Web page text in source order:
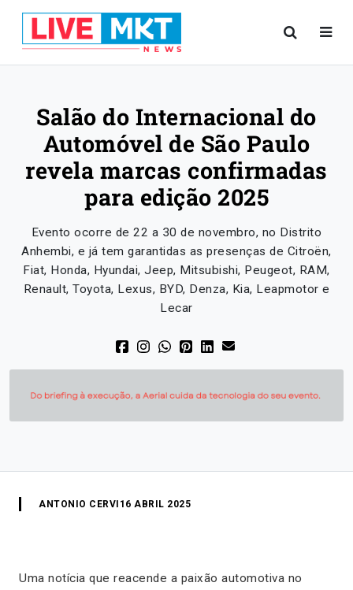
Salão do Internacional do
Automóvel de São Paulo
revela marcas confirmadas
para edição 2025
Evento ocorre de 22 a 30 de novembro, no Distrito
Anhembi, e já tem garantidas as presenças de Citroën,
Fiat, Honda, Hyundai, Jeep, Mitsubishi, Peugeot, RAM,
Renault, Toyota, Lexus, BYD, Denza, Kia, Leapmotor e
Lecar
ANTONIO CERVI 16 ABRIL 2025
Uma notícia que reacende a paixão automotiva no